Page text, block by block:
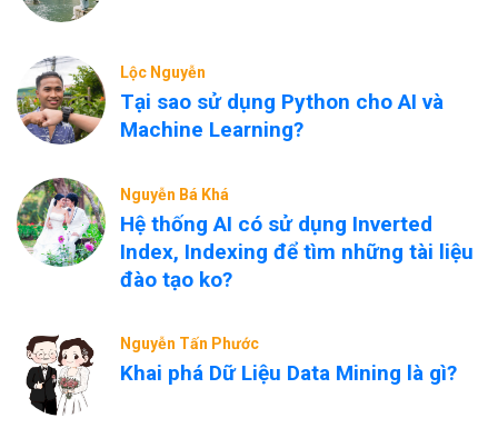
Lộc Nguyễn
Tại sao sử dụng Python cho AI và
Machine Learning?
Nguyễn Bá Khá
Hệ thống AI có sử dụng Inverted
Index, Indexing để tìm những tài liệu
đào tạo ko?
Nguyễn Tấn Phước
Khai phá Dữ Liệu Data Mining là gì?